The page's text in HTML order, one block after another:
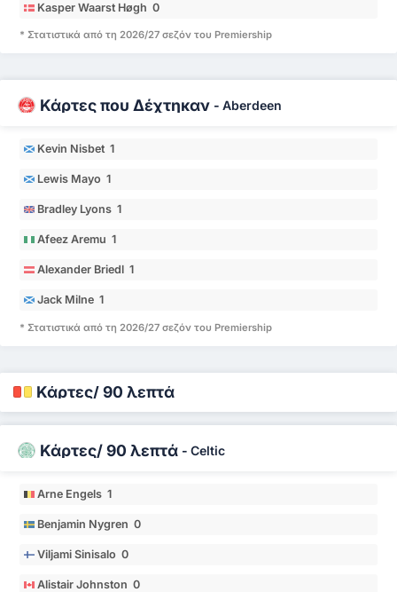
Kasper Waarst Høgh 0
* Στατιστικά από τη 2026/27 σεζόν του Premiership
Κάρτες που Δέχτηκαν - Aberdeen
Kevin Nisbet 1
Lewis Mayo 1
Bradley Lyons 1
Afeez Aremu 1
Alexander Briedl 1
Jack Milne 1
* Στατιστικά από τη 2026/27 σεζόν του Premiership
Κάρτες/ 90 λεπτά
Κάρτες/ 90 λεπτά - Celtic
Arne Engels 1
Benjamin Nygren 0
Viljami Sinisalo 0
Alistair Johnston 0